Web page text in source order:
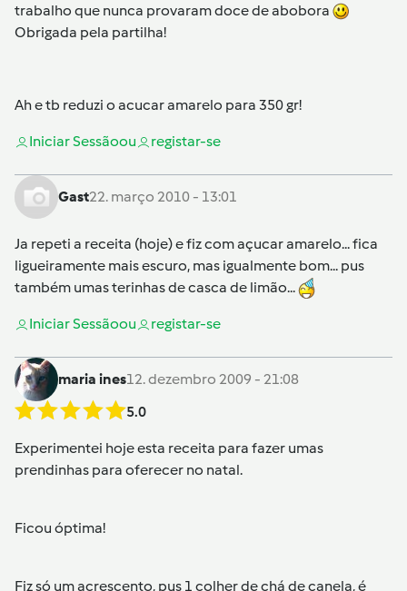
trabalho que nunca provaram doce de abobora
Obrigada pela partilha!
Ah e tb reduzi o acucar amarelo para 350 gr!
Iniciar Sessãoou registar-se
Gast22. março 2010 - 13:01
Ja repeti a receita (hoje) e fiz com açucar amarelo... fica
ligueiramente mais escuro, mas igualmente bom... pus
também umas terinhas de casca de limão...
Iniciar Sessãoou registar-se
maria ines12. dezembro 2009 - 21:08
5.0
Experimentei hoje esta receita para fazer umas
prendinhas para oferecer no natal.
Ficou óptima!
Fiz só um acrescento, pus 1 colher de chá de canela, é